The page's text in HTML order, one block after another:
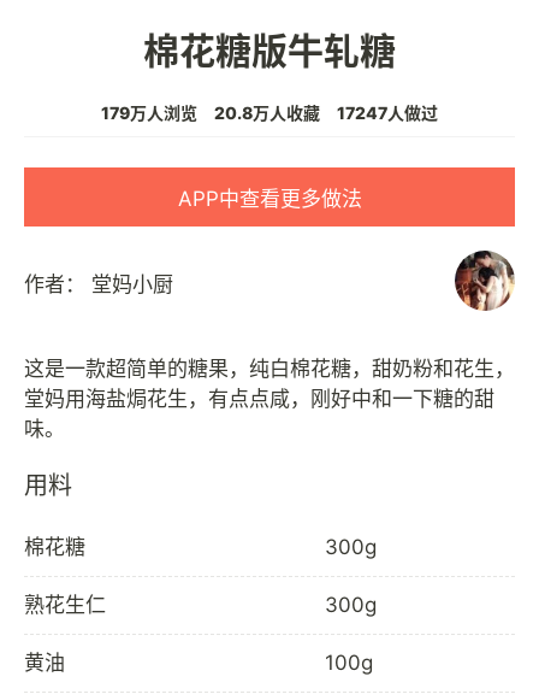
棉花糖版牛轧糖
179万人浏览 20.8万人收藏 17247人做过
APP中查看更多做法
作者： 堂妈小厨
这是一款超简单的糖果，纯白棉花糖，甜奶粉和花生，
堂妈用海盐焗花生，有点点咸，刚好中和一下糖的甜
用料
棉花糖 300g
熟花生仁 300g
黄油 100g